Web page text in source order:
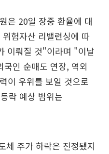
은 20일 장중 환율에 대
험자산 리밸런싱에 따
이뤄질 것"이라며 "이날
인 순매도 연장, 역외
이 우위를 보일 것으로
락 예상 범위는
체 주가 하락은 진정됐지